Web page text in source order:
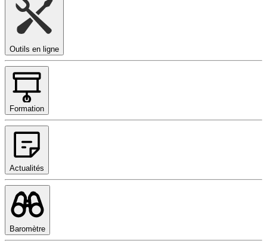
Outils en ligne
Formation
Actualités
Baromètre